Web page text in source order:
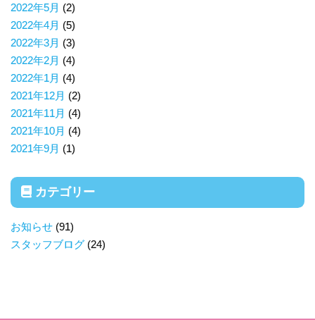
2022年5月 (2)
2022年4月 (5)
2022年3月 (3)
2022年2月 (4)
2022年1月 (4)
2021年12月 (2)
2021年11月 (4)
2021年10月 (4)
2021年9月 (1)
カテゴリー
お知らせ (91)
スタッフブログ(24)